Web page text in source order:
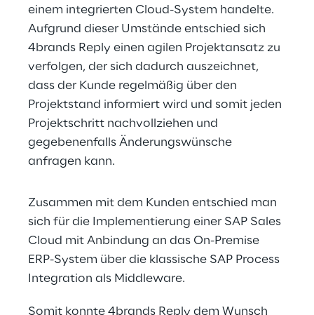
einem integrierten Cloud-System handelte.
Aufgrund dieser Umstände entschied sich
4brands Reply einen agilen Projektansatz zu
verfolgen, der sich dadurch auszeichnet,
dass der Kunde regelmäßig über den
Projektstand informiert wird und somit jeden
Projektschritt nachvollziehen und
gegebenenfalls Änderungswünsche
anfragen kann.
Zusammen mit dem Kunden entschied man
sich für die Implementierung einer SAP Sales
Cloud mit Anbindung an das On-Premise
ERP-System über die klassische SAP Process
Integration als Middleware.
Somit konnte 4brands Reply dem Wunsch